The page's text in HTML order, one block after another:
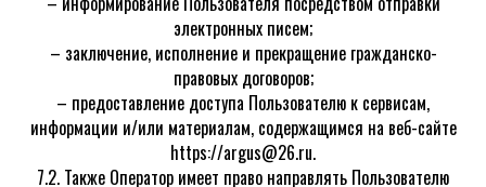
электронных писем;
– заключение, исполнение и прекращение гражданско-
правовых договоров;
– предоставление доступа Пользователю к сервисам,
информации и/или материалам, содержащимся на веб-сайте
https://argus@26.ru.
7.2. Также Оператор имеет право направлять Пользователю